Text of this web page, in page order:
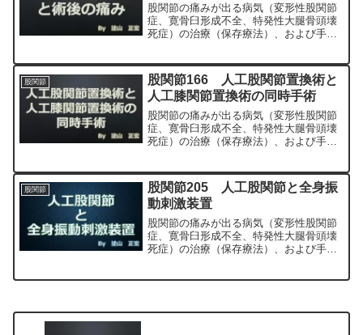
股関節の痛みが出る病気（変形性股関節
症、寛骨臼形成不全、特発性大腿骨頭壊
死症）の治療（保存療法）、および手術
科専門医（人工関節手術を専門）の塗山
正宏が色々と説明します。
股関節
股関節166 人工股関節置換術と
人工膝関節置換術の同時手術
股関節の痛みが出る病気（変形性股関節
症、寛骨臼形成不全、特発性大腿骨頭壊
死症）の治療（保存療法）、および手術
科専門医（人工関節手術を専門）の塗山
正宏が色々と説明します。
股関節
股関節205 人工股関節と全身振
動刺激装置
股関節の痛みが出る病気（変形性股関節
症、寛骨臼形成不全、特発性大腿骨頭壊
死症）の治療（保存療法）、および手術